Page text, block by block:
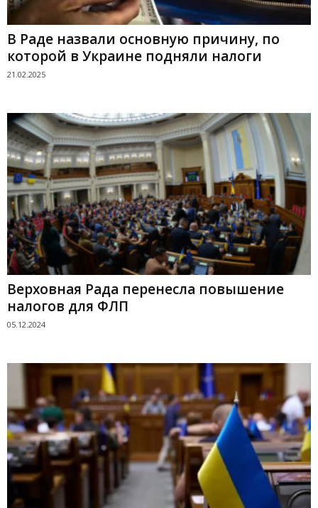
В Раде назвали основную причину, по
которой в Украине подняли налоги
21.02.2025
Верховная Рада перенесла повышение
налогов для ФЛП
05.12.2024